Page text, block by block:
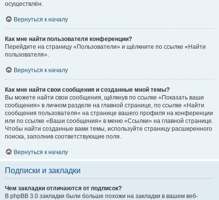
осуществлён.
Вернуться к началу
Как мне найти пользователя конференции?
Перейдите на страницу «Пользователи» и щёлкните по ссылке «Найти
пользователя».
Вернуться к началу
Как мне найти свои сообщения и созданные мной темы?
Вы можете найти свои сообщения, щёлкнув по ссылке «Показать ваши
сообщения» в личном разделе на главной странице, по ссылке «Найти
сообщения пользователя» на странице вашего профиля на конференции
или по ссылке «Ваши сообщения» в меню «Ссылки» на главной странице.
Чтобы найти созданные вами темы, используйте страницу расширенного
поиска, заполнив соответствующие поля.
Вернуться к началу
Подписки и закладки
Чем закладки отличаются от подписок?
В phpBB 3.0 закладки были больше похожи на закладки в вашем веб-